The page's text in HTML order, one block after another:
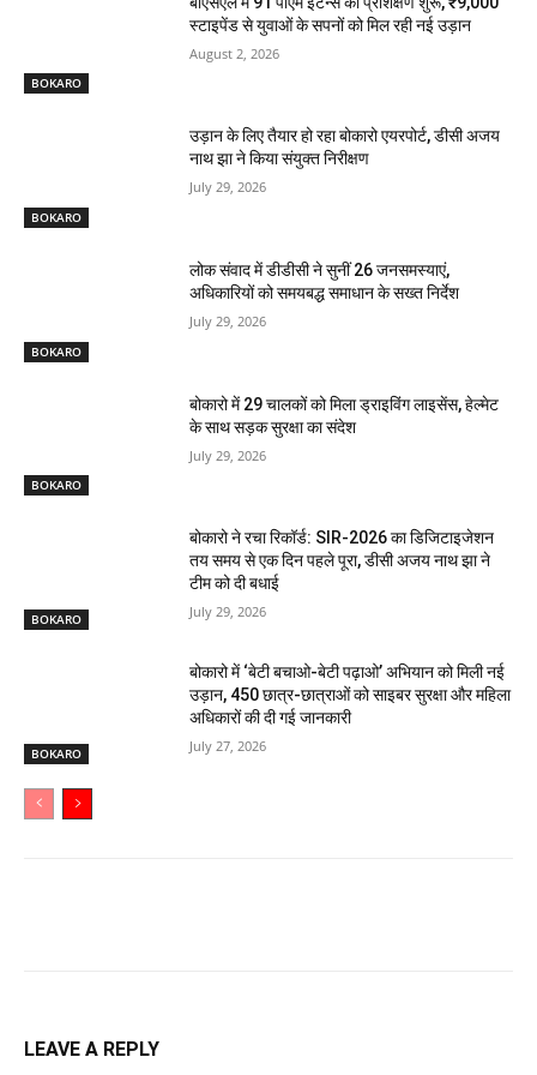
BOKARO
स्टाइपेंड से युवाओं के सपनों को मिल रही नई उड़ान
August 2, 2026
BOKARO
उड़ान के लिए तैयार हो रहा बोकारो एयरपोर्ट, डीसी अजय
नाथ झा ने किया संयुक्त निरीक्षण
July 29, 2026
BOKARO
लोक संवाद में डीडीसी ने सुनीं 26 जनसमस्याएं,
अधिकारियों को समयबद्ध समाधान के सख्त निर्देश
July 29, 2026
BOKARO
बोकारो में 29 चालकों को मिला ड्राइविंग लाइसेंस, हेल्मेट
के साथ सड़क सुरक्षा का संदेश
July 29, 2026
BOKARO
बोकारो ने रचा रिकॉर्ड: SIR-2026 का डिजिटाइजेशन
तय समय से एक दिन पहले पूरा, डीसी अजय नाथ झा ने
टीम को दी बधाई
July 29, 2026
BOKARO
बोकारो में ‘बेटी बचाओ-बेटी पढ़ाओ’ अभियान को मिली नई
उड़ान, 450 छात्र-छात्राओं को साइबर सुरक्षा और महिला
अधिकारों की दी गई जानकारी
July 27, 2026
LEAVE A REPLY